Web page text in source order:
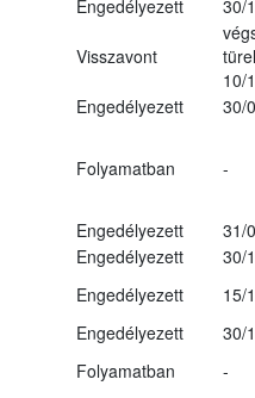
Engedélyezett
30/
Visszavont
10/
Engedélyezett
30/
Folyamatban -
Engedélyezett
31/
Engedélyezett
30/
Engedélyezett
15/
Engedélyezett
30/
Folyamatban
-